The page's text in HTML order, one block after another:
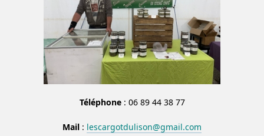
Téléphone: 06 89 44 38 77
Mail : lescargotdulison@gmail.com